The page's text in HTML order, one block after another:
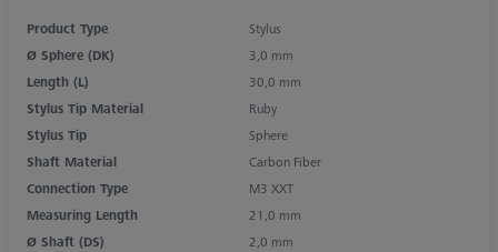
Product Type
Stylus
Ø Sphere (DK)
3,0 mm
Length (L)
30,0 mm
Stylus Tip Material
Ruby
Stylus Tip
Sphere
Shaft Material
Carbon Fiber
Connection Type
M3 XXT
Measuring Length
21,0 mm
Ø Shaft (DS)
2,0 mm